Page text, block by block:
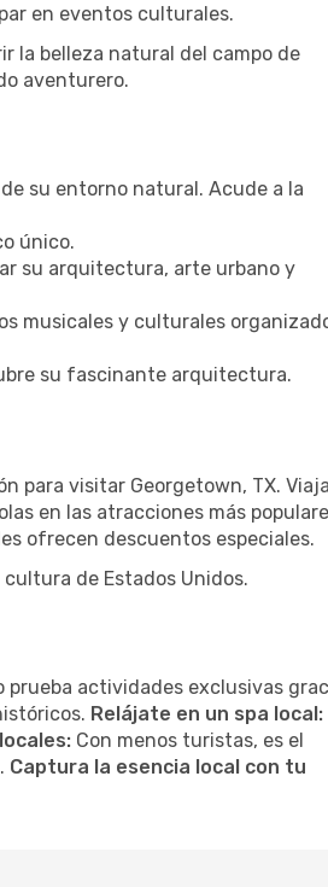
en eventos culturales.
la belleza natural del campo de
aventurero.
su entorno natural. Acude a la
único.
su arquitectura, arte urbano y
musicales y culturales
su fascinante arquitectura.
para visitar Georgetown, TX.
en las atracciones más
ofrecen descuentos especiales.
de Estados Unidos.
actividades exclusivas
Relájate en un spa local:
Con menos turistas, es el
Captura la esencia local con tu